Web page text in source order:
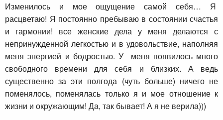
Изменилось и мое ощущение самой себя… Я
расцветаю! Я постоянно пребываю в состоянии счастья
и гармонии! все женские дела у меня делаются с
непринужденной легкостью и в удовольствие, наполняя
меня энергией и бодростью. У меня появилось много
свободного времени для себя и близких. А ведь
существенно за эти полгода (чуть больше) ничего не
поменялось, поменялась только я и мое отношение к
жизни и окружающим! Да, так бывает! А я не верила)))